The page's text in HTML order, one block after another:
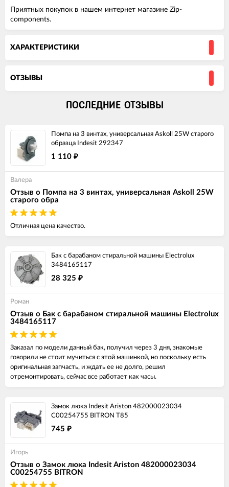
Приятных покупок в нашем интернет магазине Zip-
components.
ХАРАКТЕРИСТИКИ
ОТЗЫВЫ
ПОСЛЕДНИЕ ОТЗЫВЫ
Помпа на 3 винтах, универсальная Askoll 25W старого
образца Indesit 292347
1 110 ₽
Валера
Отзыв о Помпа на 3 винтах, универсальная Askoll 25W
старого обра
Отличная цена качество.
Бак с барабаном стиральной машины Electrolux
3484165117
28 325 ₽
Роман
Отзыв о Бак с барабаном стиральной машины Electrolux
3484165117
Заказал по модели данный бак, получил через 3 дня, знакомые
говорили не стоит мучиться с этой машинкой, но поскольку есть
оригинальная запчасть, и ждать ее не долго, решил
отремонтировать, сейчас все работает как часы.
Замок люка Indesit Ariston 482000023034
C00254755 BITRON T85
745 ₽
Игорь
Отзыв о Замок люка Indesit Ariston 482000023034
C00254755 BITRON